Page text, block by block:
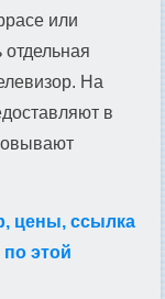
или
На
в
цены, ссылка
этой